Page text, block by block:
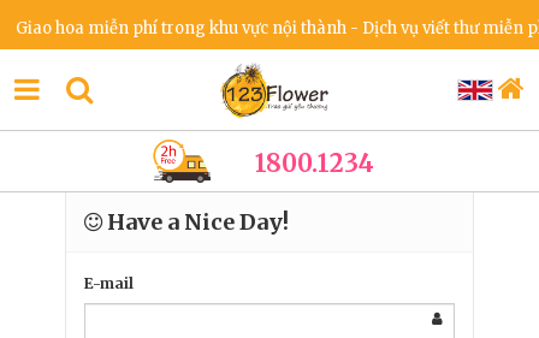
hoa miễn phí trong khu vực nội thành - Dịch vụ viết thư miễn
1800.1234
Have a Nice Day!
E-mail